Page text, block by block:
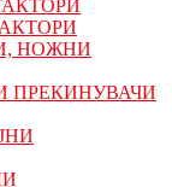
НОЖНИ
ПРЕКИНУВАЧИ